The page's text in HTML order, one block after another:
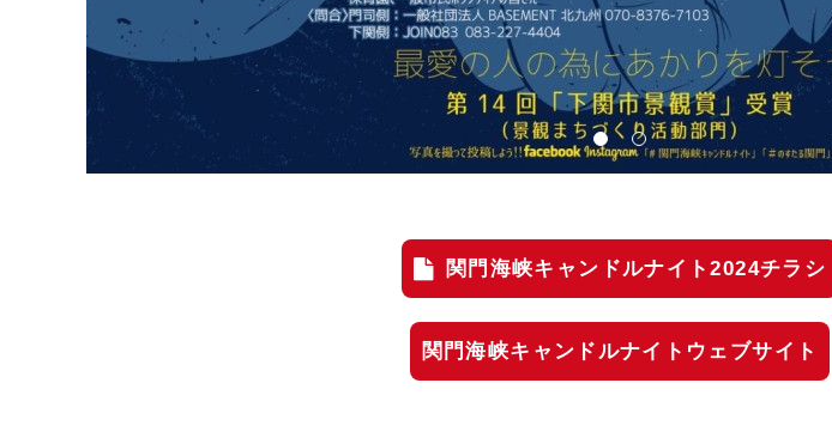
関門海峡キャンドルナイト2024チラシ
関門海峡キャンドルナイトウェブサイト